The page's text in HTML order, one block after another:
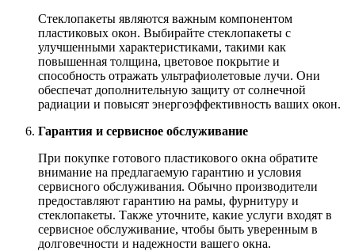
Стеклопакеты являются важным компонентом
пластиковых окон. Выбирайте стеклопакеты с
улучшенными характеристиками, такими как
повышенная толщина, цветовое покрытие и
способность отражать ультрафиолетовые лучи. Они
обеспечат дополнительную защиту от солнечной
радиации и повысят энергоэффективность ваших окон.
Гарантия и сервисное обслуживание
При покупке готового пластикового окна обратите
внимание на предлагаемую гарантию и условия
сервисного обслуживания. Обычно производители
предоставляют гарантию на рамы, фурнитуру и
стеклопакеты. Также уточните, какие услуги входят в
сервисное обслуживание, чтобы быть уверенным в
долговечности и надежности вашего окна.